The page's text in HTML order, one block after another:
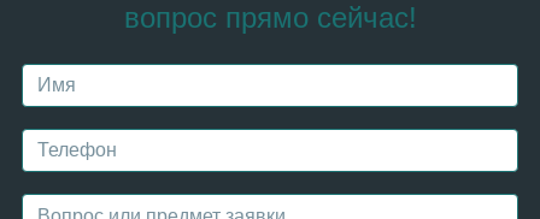
вопрос прямо сейчас!